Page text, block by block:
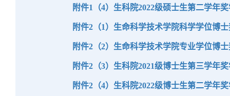
附件1（4）生科院2022级硕士生第二学年
附件2（1）生命科学技术学院科学学位博
附件2（2）生命科学技术学院专业学位博
附件2（3）生科院2021级博士生第三学年
附件2（4）生科院2022级博士生第二学年